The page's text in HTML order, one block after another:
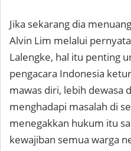
Jika sekarang dia
Alvin Lim melalui
Lalengke, hal itu penting
pengacara Indonesia
mawas diri, lebih dewasa
menghadapi masalah di
menegakkan hukum itu
kewajiban semua warga